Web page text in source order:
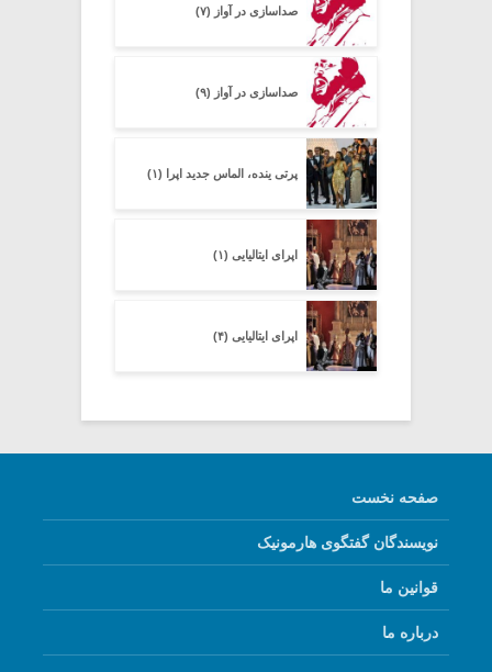
صداسازی در آواز (۷)
صداسازی در آواز (۹)
پرتی ینده، الماس جدید اپرا (۱)
اپرای ایتالیایی (۱)
اپرای ایتالیایی (۴)
صفحه نخست
نویسندگان گفتگوی هارمونیک
قوانین ما
درباره ما